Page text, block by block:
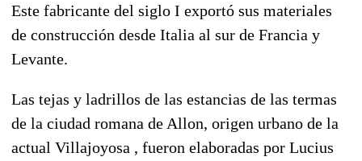
Este fabricante del siglo I exportó sus materiales
de construcción desde Italia al sur de Francia y
Levante.
Las tejas y ladrillos de las estancias de las termas
de la ciudad romana de Allon, origen urbano de la
actual Villajoyosa , fueron elaboradas por Lucius